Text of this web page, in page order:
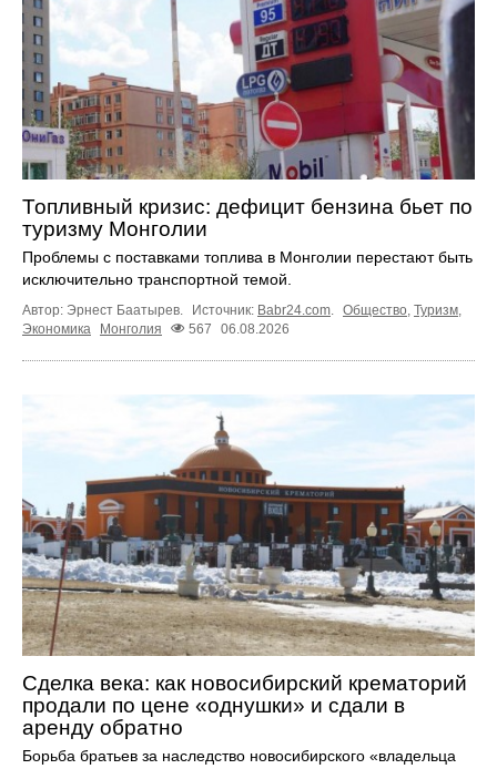
Топливный кризис: дефицит бензина бьет по
туризму Монголии
Проблемы с поставками топлива в Монголии перестают быть
исключительно транспортной темой.
Автор: Эрнест Баатырев. Источник: Babr24.com Общество Туризм
Экономика
Монголия 567 06.08.2026
Сделка века: как новосибирский крематорий
продали по цене «однушки» и сдали в
аренду обратно
Борьба братьев за наследство новосибирского «владельца